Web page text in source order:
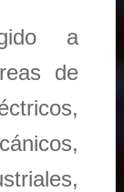
a
de